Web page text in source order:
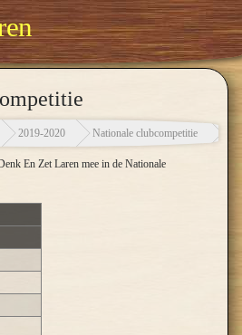
2019-2020 Nationale clubcompetitie
En Zet Laren mee in de Nationale